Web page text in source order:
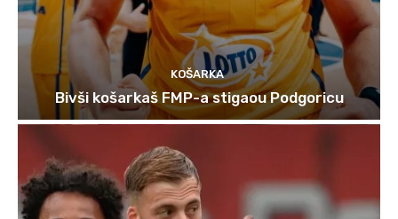
KOŠARKA
Bivši košarkaš FMP-a stigaou Podgoricu